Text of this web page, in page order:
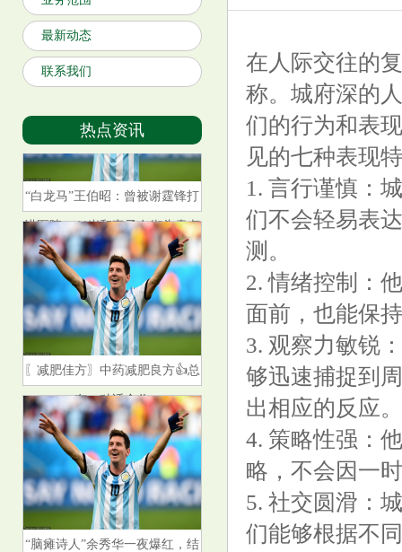
最新动态
联系我们
热点资讯
“白龙马”王伯昭：曾被谢霆锋打
进医院，44岁和妻子在街头卖卤
菜
〖减肥佳方〗中药减肥良方👍总
有一种适合你
“脑瘫诗人”余秀华一夜爆红，结
在人际交往的
称。城府深的
们的行为和表
见的七种表现
1. 言行谨慎：
们不会轻易表
测。
2. 情绪控制：
面前，也能保
3. 观察力敏锐
够迅速捕捉到
出相应的反应。
4. 策略性强：
略，不会因一
5. 社交圆滑：
们能够根据不